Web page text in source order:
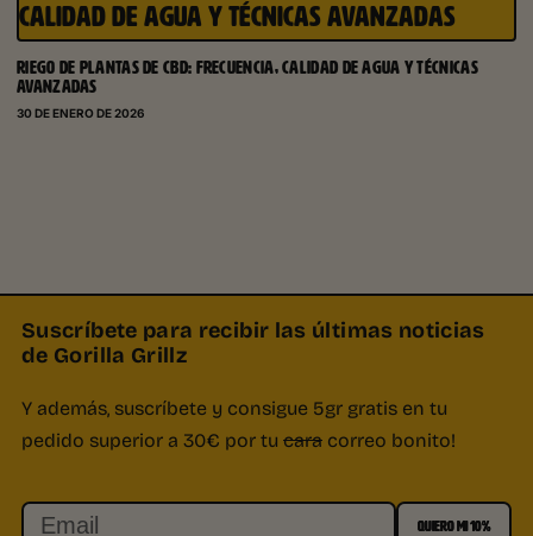
CALIDAD DE AGUA Y TÉCNICAS AVANZADAS
RIEGO DE PLANTAS DE CBD: FRECUENCIA, CALIDAD DE AGUA Y TÉCNICAS
AVANZADAS
30 DE ENERO DE 2026
Suscríbete para recibir las últimas noticias
de Gorilla Grillz
Y además, suscríbete y consigue 5gr gratis en tu
pedido superior a 30€ por tu cara correo bonito!
Email QUIERO MI 10%